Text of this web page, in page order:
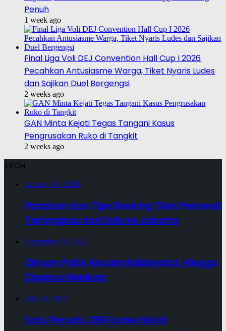
Penuh
1 week ago
Final Liga Voli DEJ Convention Hall Cup I 2026
Pecahkan Antusiasme Warga, Tiket Nyaris Ludes
dan Sajikan Duel Bergengsi
2 weeks ago
GAN Minta Kejati Tegas Tangani Kasus
Pengrusakan Ruko di Tangkit
2 weeks ago
TECH
January 19, 2026
Panduan dan Tips Booking Tiket Pesawat
Terjangkau dari Solo ke Jakarta
September 19, 2025
Oknum Polisi Ancam Robiayatul, Hingga
Dipaksa Menikah
July 30, 2025
Satu Persatu 286 Kades Mulai